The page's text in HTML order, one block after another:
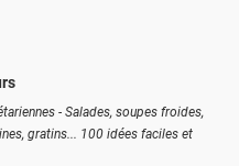
- Salades, soupes froides,
gratins... 100 idées faciles et